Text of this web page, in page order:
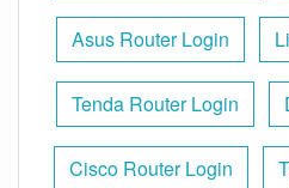
Asus Router Login
Tenda Router Login
Cisco Router Login